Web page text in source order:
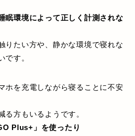
眠環境によって正しく計測されな
りたい方や、静かな環境で寝れな
です。
ホを充電しながら寝ることに不安
る方もいるようです。
Plus+」を使ったり